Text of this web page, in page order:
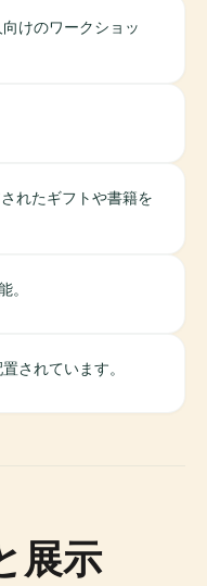
けのワークショッ
れたギフトや書籍を
。
されています。
展示